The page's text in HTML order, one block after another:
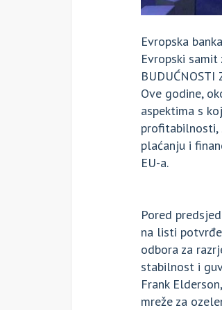
Evropska
Evropski samit
BUDUĆNOSTI
Ove godine,
aspektima s
profitabilnosti,
plaćanju i
EU-a.
Pored
na listi
odbora za
stabilnost i
Frank
mreže za